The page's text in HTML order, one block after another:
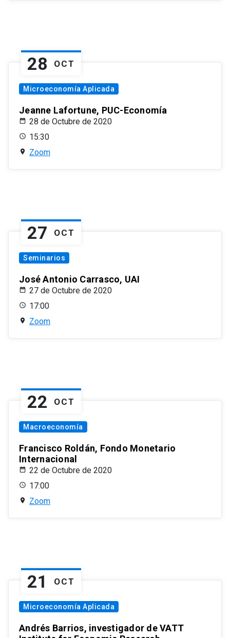
28 OCT
Microeconomía Aplicada
Jeanne Lafortune, PUC-Economía
28 de Octubre de 2020
15:30
Zoom
27 OCT
Seminarios
José Antonio Carrasco, UAI
27 de Octubre de 2020
17:00
Zoom
22 OCT
Macroeconomía
Francisco Roldán, Fondo Monetario
Internacional
22 de Octubre de 2020
17:00
Zoom
21 OCT
Microeconomía Aplicada
Andrés Barrios, investigador de VATT